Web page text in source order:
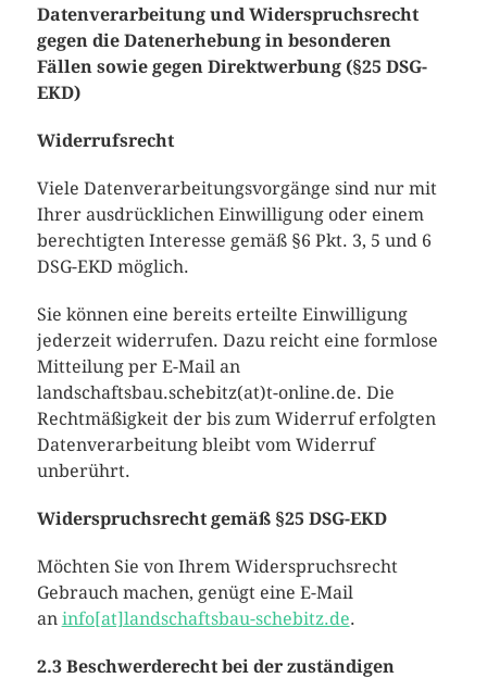
Datenverarbeitung und Widerspruchsrecht
gegen die Datenerhebung in besonderen
Fällen sowie gegen Direktwerbung (§25 DSG-
EKD)
Widerrufsrecht
Viele Datenverarbeitungsvorgänge sind nur mit
Ihrer ausdrücklichen Einwilligung oder einem
berechtigten Interesse gemäß §6 Pkt. 3, 5 und 6
DSG-EKD möglich.
Sie können eine bereits erteilte Einwilligung
jederzeit widerrufen. Dazu reicht eine formlose
Mitteilung per E-Mail an
landschaftsbau.schebitz(at)t-online.de. Die
Rechtmäßigkeit der bis zum Widerruf erfolgten
Datenverarbeitung bleibt vom Widerruf
unberührt.
Widerspruchsrecht gemäß §25 DSG-EKD
Möchten Sie von Ihrem Widerspruchsrecht
Gebrauch machen, genügt eine E-Mail
an info[at]landschaftsbau-schebitz.de.
2.3 Beschwerderecht bei der zuständigen